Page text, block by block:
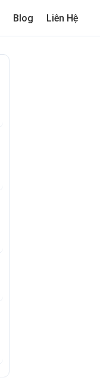
Blog Liên Hệ